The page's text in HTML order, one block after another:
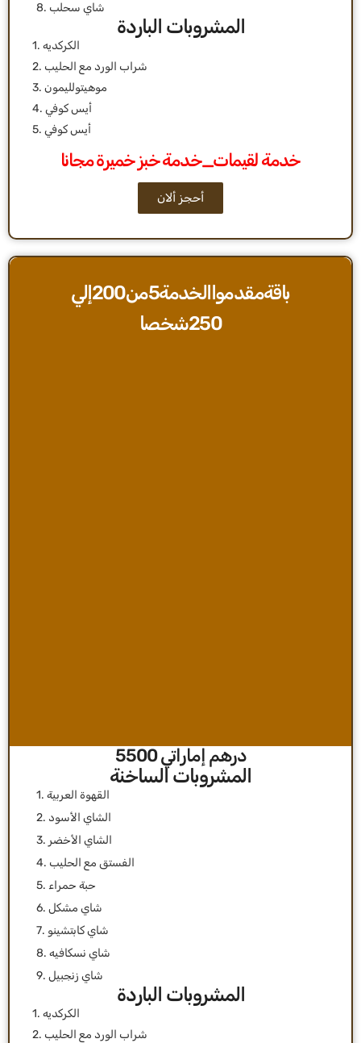
8. شاي سحلب
المشروبات الباردة
1. الكركديه
2. شراب الورد مع الحليب
3. موهيتولليمون
4. أيس كوفي
5. أيس كوفي
خدمة لقيمات_خدمة خبز خميرة مجانا
أحجز ألان
باقةمقدمواالخدمة5من200إلي
250شخصا
درهم إماراتي 5500
1. القهوة العربية
2. الشاي الأسود
3. الشاي الأخضر
4. الفستق مع الحليب
5. حبة حمراء
6. شاي مشكل
7. شاي كابتشينو
8. شاي نسكافيه
9. شاي زنجبيل
المشروبات الباردة
1. الكركديه
2. شراب الورد مع الحليب